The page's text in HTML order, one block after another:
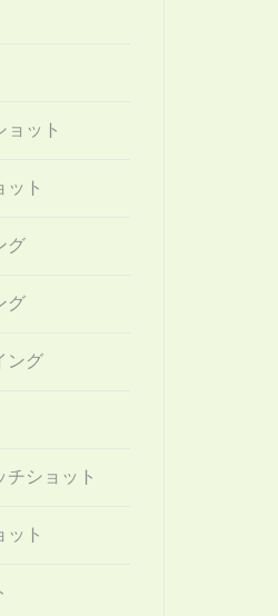
ョット
ット
グ
グ
ング
ショット
ト